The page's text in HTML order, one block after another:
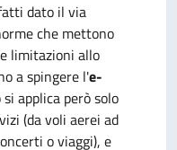
dato il via
che mettono
limitazioni allo
a spingere l'e-
applica però solo
(da voli aerei ad
o viaggi), e